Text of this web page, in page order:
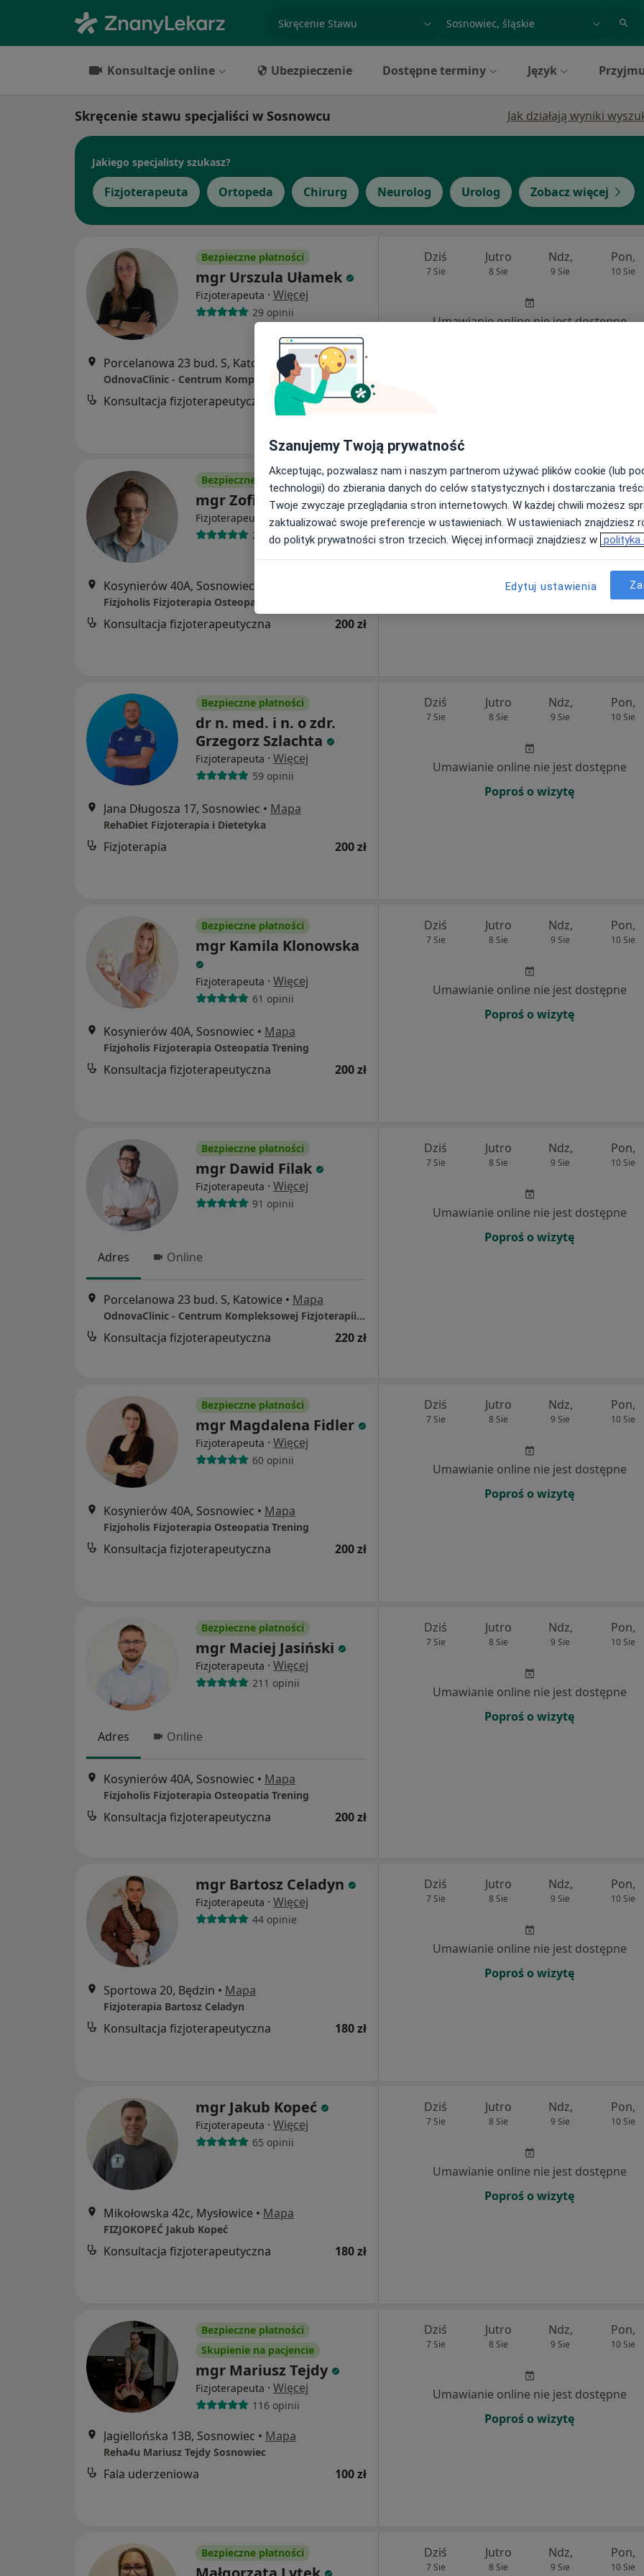
miasto lub dzielnica
Konsultacje online Ubezpieczenie Dostępne terminy Język
Skręcenie stawu specjaliści w Sosnowcu Jak działają wyniki
Jakiego specjalisty szukasz?
Fizjoterapeuta Ortopeda Chirurg Neurolog Urolog Zobacz więcej
Bezpieczne płatności
mgr Urszula Ułamek
Fizjoterapeuta · Więcej
29 opinii
Porcelanowa 23 bud. S, Katowice Mapa
Konsultacja fizjoterapeutyczna 220 zł
Dziś
7 Sie
Jutro
8 Sie
Ndz,
9 Sie
Pon,
10 Sie
Umawianie online nie jest dostępne
Bezpieczne płatności
mgr Zofia Jochemczyk
Fizjoterapeuta ·Więcej
26 opinii
Kosynierów 40A, Sosnowiec
Fizjoholis Fizjoterapia Osteopatia Trening
Konsultacja fizjoterapeutyczna 200 zł
Dziś
7 Sie
Jutro
8 Sie
Ndz,
9 Sie
Pon,
10 Sie
Umawianie online nie jest dostępne
Bezpieczne płatności
dr n. med. i n. o zdr.
Grzegorz Szlachta
Fizjoterapeuta · Więcej
59 opinii
Jana Długosza 17, Sosnowiec • Mapa
RehaDiet Fizjoterapia i Dietetyka
Fizjoterapia 200 zł
Dziś
7 Sie
Jutro
8 Sie
Ndz,
9 Sie
Pon,
10 Sie
Umawianie online nie jest dostępne
Poproś o wizytę
Bezpieczne płatności
mgr Kamila Klonowska
Fizjoterapeuta · Więcej
61 opinii
Kosynierów 40A, Sosnowiec • Mapa
Fizjoholis Fizjoterapia Osteopatia Trening
Konsultacja fizjoterapeutyczna 200 zł
Dziś
7 Sie
Jutro
8 Sie
Ndz,
9 Sie
Pon,
10 Sie
Umawianie online nie jest dostępne
Poproś o wizytę
Bezpieczne płatności
mgr Dawid Filak
Fizjoterapeuta · Więcej
91 opinii
Adres Online
Porcelanowa 23 bud. S, Katowice • Mapa
OdnovaClinic - Centrum Kompleksowej Fizjoterapii i Rehabilitacji
Konsultacja fizjoterapeutyczna 220 zł
Dziś
7 Sie
Jutro
8 Sie
Ndz,
9 Sie
Pon,
10 Sie
Umawianie online nie jest dostępne
Poproś o wizytę
Bezpieczne płatności
mgr Magdalena Fidler
Fizjoterapeuta · Więcej
60 opinii
Kosynierów 40A, Sosnowiec • Mapa
Fizjoholis Fizjoterapia Osteopatia Trening
Konsultacja fizjoterapeutyczna 200 zł
Dziś
7 Sie
Jutro
8 Sie
Ndz,
9 Sie
Pon,
10 Sie
Umawianie online nie jest dostępne
Poproś o wizytę
Bezpieczne płatności
mgr Maciej Jasiński
Fizjoterapeuta · Więcej
211 opinii
Adres Online
Kosynierów 40A, Sosnowiec • Mapa
Fizjoholis Fizjoterapia Osteopatia Trening
Konsultacja fizjoterapeutyczna 200 zł
Dziś
7 Sie
Jutro
8 Sie
Ndz,
9 Sie
Pon,
10 Sie
Umawianie online nie jest dostępne
Poproś o wizytę
mgr Bartosz Celadyn
Fizjoterapeuta · Więcej
44 opinie
Sportowa 20, Będzin • Mapa
Fizjoterapia Bartosz Celadyn
Konsultacja fizjoterapeutyczna 180 zł
Dziś
7 Sie
Jutro
8 Sie
Ndz,
9 Sie
Pon,
10 Sie
Umawianie online nie jest dostępne
Poproś o wizytę
mgr Jakub Kopeć
Fizjoterapeuta · Więcej
65 opinii
Mikołowska 42c, Mysłowice • Mapa
FIZJOKOPEĆ Jakub Kopeć
Konsultacja fizjoterapeutyczna 180 zł
Dziś
7 Sie
Jutro
8 Sie
Ndz,
9 Sie
Pon,
10 Sie
Umawianie online nie jest dostępne
Poproś o wizytę
Bezpieczne płatności
Skupienie na pacjencie
mgr Mariusz Tejdy
Fizjoterapeuta · Więcej
116 opinii
Jagiellońska 13B, Sosnowiec • Mapa
Reha4u Mariusz Tejdy Sosnowiec
Fala uderzeniowa 100 zł
Dziś
7 Sie
Jutro
8 Sie
Ndz,
9 Sie
Pon,
10 Sie
Umawianie online nie jest dostępne
Poproś o wizytę
Bezpieczne płatności Dziś
7 Sie
Jutro
8 Sie
Ndz,
9 Sie
Pon,
10 Sie
Szanujemy Twoją prywatność
Akceptując, pozwalasz nam i naszym partnerom używać plików cookie (lub
technologii) do zbierania danych do celów statystycznych i dostarczania
Twoje zwyczaje przeglądania stron internetowych. W każdej chwili możesz
zaktualizować swoje preferencje w ustawieniach. W ustawieniach znajdziesz
do polityk prywatności stron trzecich. Więcej informacji znajdziesz w polityka
Edytuj ustawienia